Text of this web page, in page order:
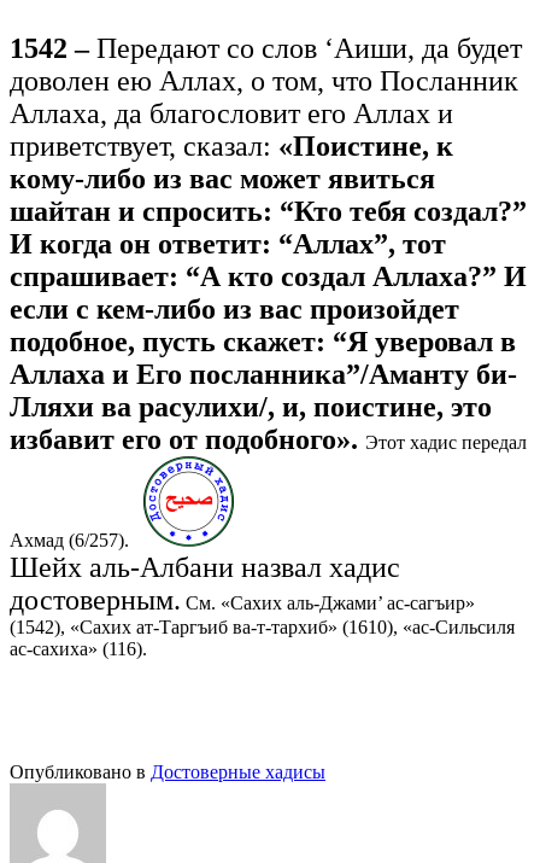
1542 –Передают со слов ‘Аиши, да будет
доволен ею Аллах, о том, что Посланник
Аллаха, да благословит его Аллах и
приветствует, сказал: «Поистине, к
кому-либо из вас может явиться
шайтан и спросить: “Кто тебя создал?”
И когда он ответит: “Аллах”, тот
спрашивает: “А кто создал Аллаха?” И
если с кем-либо из вас произойдет
подобное, пусть скажет: “Я уверовал в
Аллаха и Его посланника”/Аманту би-
Лляхи ва расулихи/, и, поистине, это
избавит его от подобного». Этот хадис передал
Ахмад (6/257).
Шейх аль-Албани назвал хадис
достоверным. См. «Сахих аль-Джами’ ас-сагъир»
(1542), «Сахих ат-Таргъиб ва-т-тархиб» (1610), «ас-Сильсиля
ас-сахиха» (116).
Опубликовано в Достоверные хадисы